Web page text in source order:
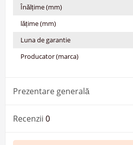
Înălțime (mm)
lățime (mm)
Luna de garantie
Producator (marca)
Prezentare generală
Recenzii 0